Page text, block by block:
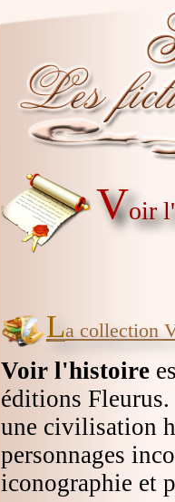
Voir
La collection
Voir l'histoire
éditions
une civilisation
personnages
iconographie et